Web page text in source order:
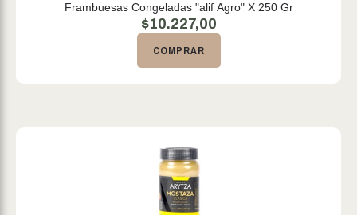
Frambuesas Congeladas "alif Agro" X 250 Gr
$10.227,00
COMPRAR